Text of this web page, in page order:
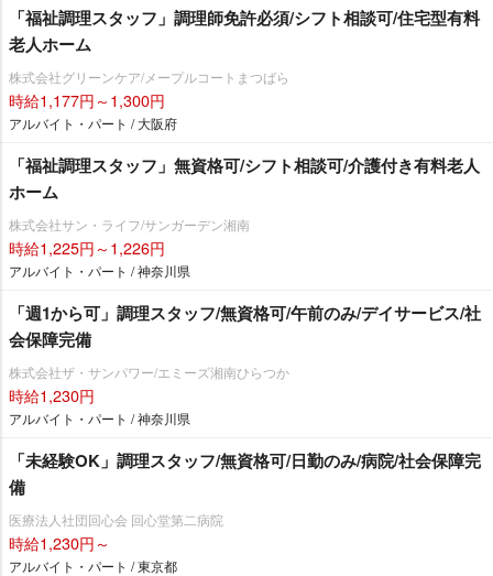
「福祉調理スタッフ」調理師免許必須/シフト相談可/住宅型有料
老人ホーム
株式会社グリーンケア/メープルコートまつばら
時給1,177円～1,300円
アルバイト・パート / 大阪府
「福祉調理スタッフ」無資格可/シフト相談可/介護付き有料老人
ホーム
株式会社サン・ライフ/サンガーデン湘南
時給1,225円～1,226円
アルバイト・パート / 神奈川県
「週1から可」調理スタッフ/無資格可/午前のみ/デイサービス/社
会保障完備
株式会社ザ・サンパワー/エミーズ湘南ひらつか
時給1,230円
アルバイト・パート / 神奈川県
「未経験OK」調理スタッフ/無資格可/日勤のみ/病院/社会保障完
備
医療法人社団回心会 回心堂第二病院
時給1,230円～
アルバイト・パート / 東京都